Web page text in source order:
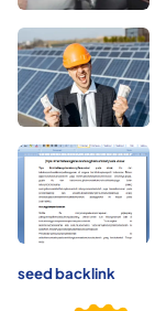
seed backlink